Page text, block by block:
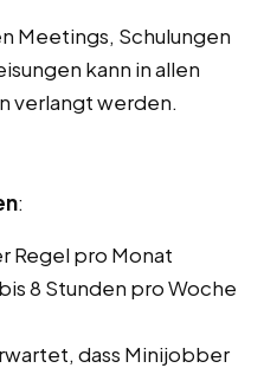
Meetings, Schulungen
kann in allen
verlangt werden.
:
Regel pro Monat
8 Stunden pro Woche
dass Minijobber